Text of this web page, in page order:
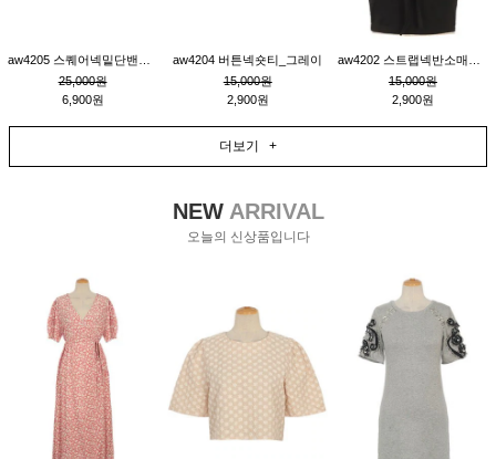
25,000원
6,900원
aw4204 버튼넥숏티_그레이
15,000원
2,900원
15,000원
2,900원
더보기 +
NEWARRIVAL
오늘의 신상품입니다